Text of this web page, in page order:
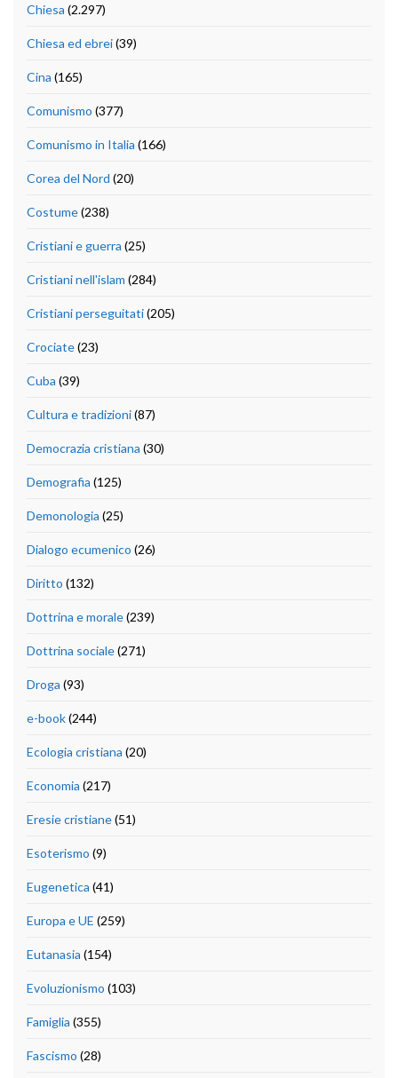
Chiesa (2.297)
Chiesa ed ebrei(39)
Cina (165)
Comunismo (377)
Comunismo in Italia (166)
Corea del Nord (20)
Costume(238)
Cristiani e guerra (25)
Cristiani nell'islam (284)
Cristiani perseguitati(205)
Crociate(23)
Cuba (39)
Cultura e tradizioni(87)
Democrazia cristiana (30)
Demografia (125)
Demonologia (25)
Dialogo ecumenico (26)
Diritto (132)
Dottrina e morale(239)
Dottrina sociale(271)
Droga (93)
e-book(244)
Ecologia cristiana (20)
Economia (217)
Eresie cristiane(51)
Esoterismo (9)
Eugenetica (41)
Europa e UE (259)
Eutanasia (154)
Evoluzionismo (103)
Famiglia (355)
Fascismo (28)